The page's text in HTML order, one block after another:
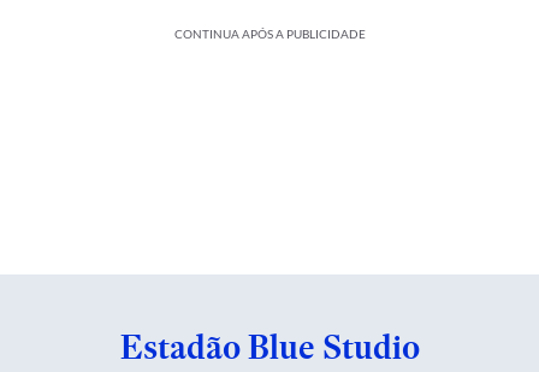
CONTINUA APÓS A PUBLICIDADE
Estadão Blue Studio